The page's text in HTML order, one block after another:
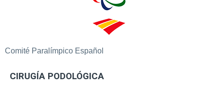
Comité Paralímpico Español
CIRUGÍA PODOLÓGICA